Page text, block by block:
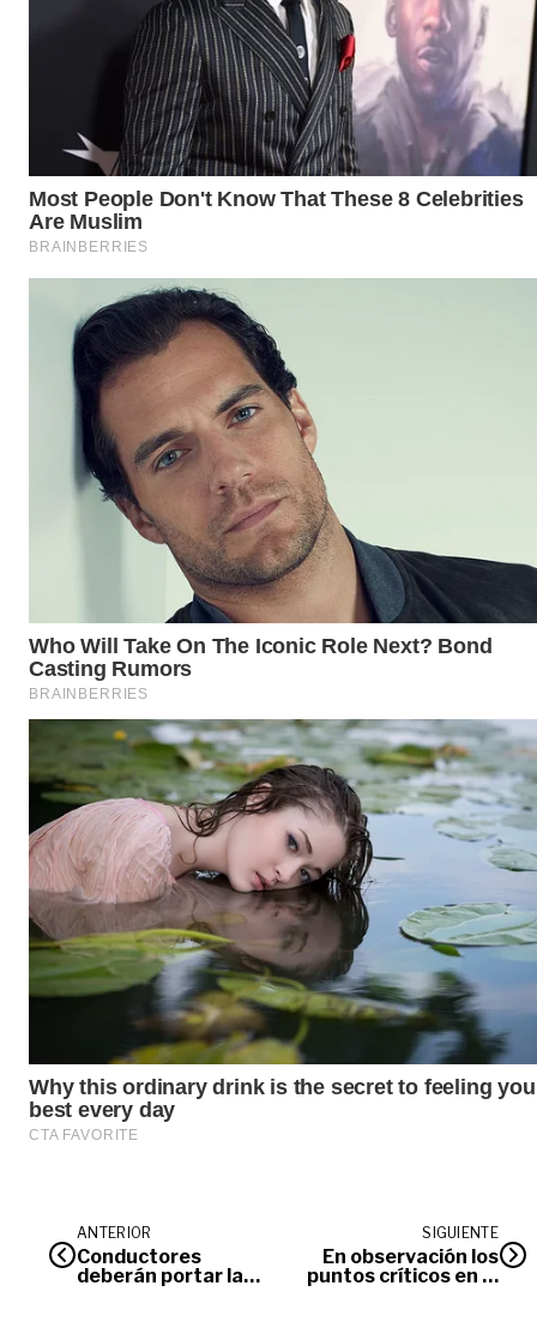
ANTERIOR
Conductores
deberán portar la
SIGUIENTE
En observación los
puntos críticos en la